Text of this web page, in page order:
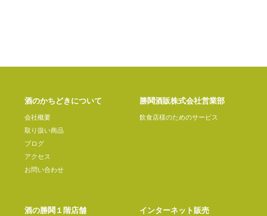
酒のかちどきについて
会社概要
取り扱い商品
ブログ
アクセス
お問い合わせ
勝鬨酒販株式会社営業部
飲食店様のためのサービス
酒の勝鬨１階店舗 インターネット販売